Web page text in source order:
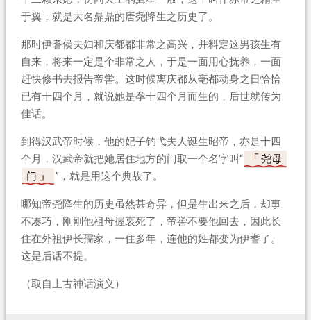
于翼，就是大名鼎鼎的唐尧降生之历史了。
那时伊耆侯夫妇和庆都都非常之高兴，并料定这男孩生有
自来，将来一定是个非常之人，于是一面用心抚养，一面
赶快修书去报告帝喾。这时候离庆都从亳都动身之日恰恰
已有十四个月，就说她是孕十四个月而生的，后世就传为
佳话。
到得汉武帝时候，他的妃子钓弋夫人诞生昭帝，亦是十四
个月，汉武帝就把她居住地方的门取一个名字叫“
尧母
门
”，就是用这个典故了。
哪知帝尧降生的历史虽然甚奇异，但是生出来之后，却事
不凑巧，刚刚他祖母握裒死了，帝喾不要他回去，因此长
住在外祖伊长孺家，一住多年，连他的姓都变为伊耆了。
这是后话不提。
（取自上古神话演义）